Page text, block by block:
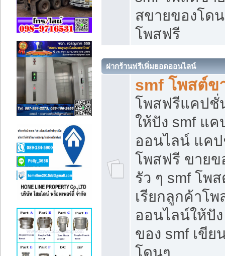
สขายของโด
โพสฟรี
ฝากร้านฟรีเพิ่มยอดออนไลน์
smf โพสต์ข
โพสฟรีแคปชั่
ให้ปัง smf แ
ออนไลน์ แค
โพสฟรี ขายข
รัว ๆ smf โพ
เรียกลูกค้าโ
ออนไลน์ให้ปั
ของ smf เขี
โดนๆ